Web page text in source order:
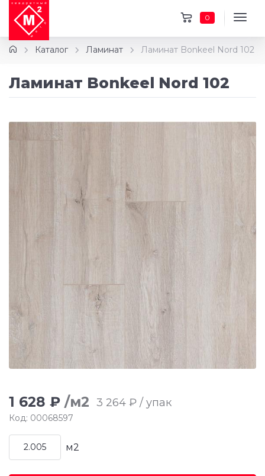
0
Каталог Ламинат Ламинат Bonkeel Nord 102
Ламинат Bonkeel Nord 102
1 628 ₽ /м2 3 264 ₽ / упак
Код: 00068597
м2